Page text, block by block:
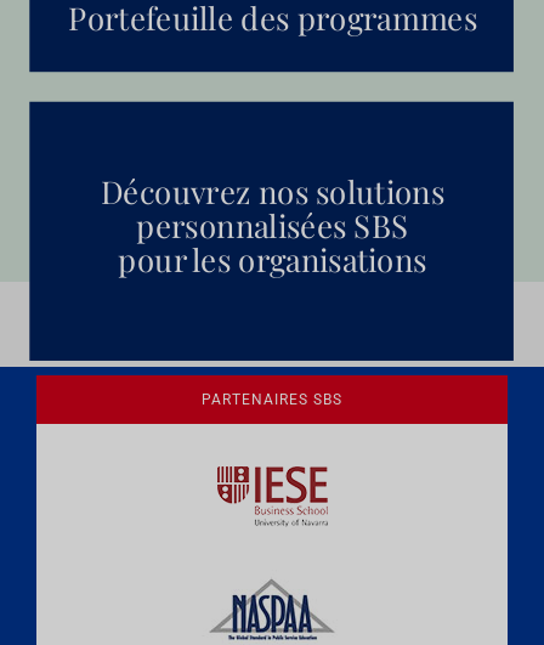
Portefeuille des programmes
Découvrez nos solutions
personnalisées SBS
pour les organisations
l'apprentissage
PARTENAIRES SBS